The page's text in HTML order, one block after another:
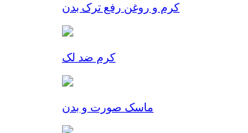
کرم و روغن رفع ترک بدن
کرم ضد لک
ماسک صورت و بدن